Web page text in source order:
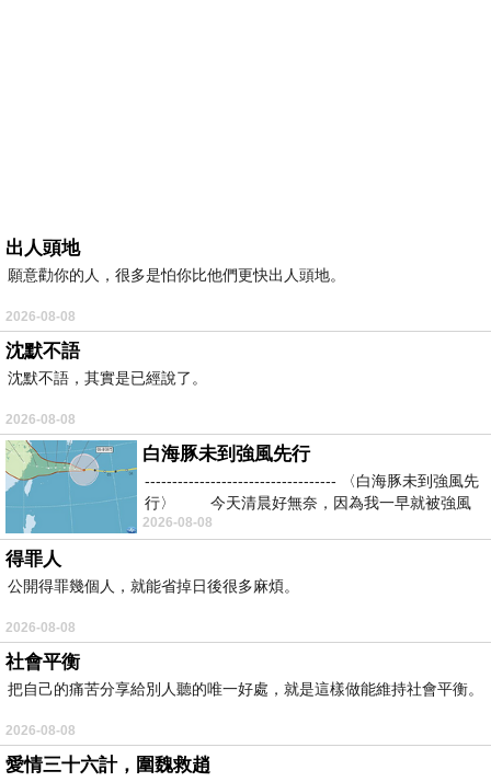
出人頭地
願意勸你的人，很多是怕你比他們更快出人頭地。
2026-08-08
沈默不語
沈默不語，其實是已經說了。
2026-08-08
白海豚未到強風先行
----------------------------------- 〈白海豚未到強風先
行〉 今天清晨好無奈，因為我一早就被強風
2026-08-08
得罪人
公開得罪幾個人，就能省掉日後很多麻煩。
2026-08-08
社會平衡
把自己的痛苦分享給別人聽的唯一好處，就是這樣做能維持社會平衡。
2026-08-08
愛情三十六計，圍魏救趙